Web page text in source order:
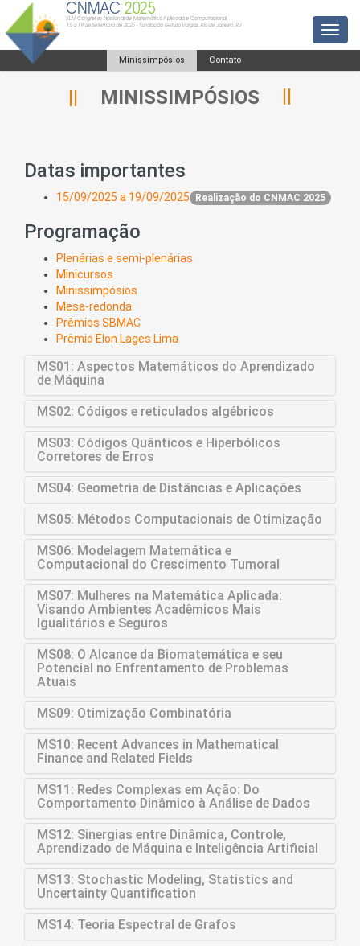
CNMAC2025
XLIV Congresso Nacional de Matemática Aplicada e Computacional
15 a 19 de Setembro de 2025 - Fundação Getulio Vargas, Rio de Janeiro, RJ
Minissimpósios Contato
MINISSIMPÓSIOS
Datas importantes
15/09/2025 a 19/09/2025 Realização do CNMAC 2025
Programação
Plenárias e semi-plenárias
Minicursos
Minissimpósios
Mesa-redonda
Prêmios SBMAC
Prêmio Elon Lages Lima
MS01: Aspectos Matemáticos do Aprendizado
de Máquina
MS02: Códigos e reticulados algébricos
MS03: Códigos Quânticos e Hiperbólicos
Corretores de Erros
MS04: Geometria de Distâncias e Aplicações
MS05: Métodos Computacionais de Otimização
MS06: Modelagem Matemática e
Computacional do Crescimento Tumoral
MS07: Mulheres na Matemática Aplicada:
Visando Ambientes Acadêmicos Mais
Igualitários e Seguros
MS08: O Alcance da Biomatemática e seu
Potencial no Enfrentamento de Problemas
Atuais
MS09: Otimização Combinatória
MS10: Recent Advances in Mathematical
Finance and Related Fields
MS11: Redes Complexas em Ação: Do
Comportamento Dinâmico à Análise de Dados
MS12: Sinergias entre Dinâmica, Controle,
Aprendizado de Máquina e Inteligência Artificial
MS13: Stochastic Modeling, Statistics and
Uncertainty Quantification
MS14: Teoria Espectral de Grafos